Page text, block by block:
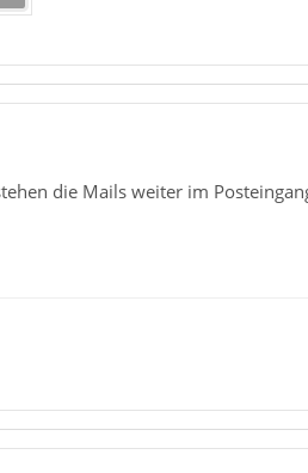
die Mails weiter im